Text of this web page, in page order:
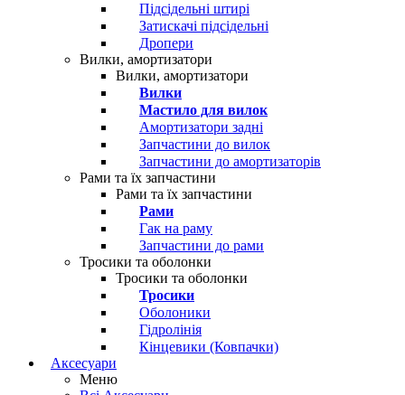
Підсідельні штирі
Затискачі підсідельні
Дропери
Вилки, амортизатори
Вилки, амортизатори
Вилки
Мастило для вилок
Амортизатори задні
Запчастини до вилок
Запчастини до амортизаторів
Рами та їх запчастини
Рами та їх запчастини
Рами
Гак на раму
Запчастини до рами
Тросики та оболонки
Тросики та оболонки
Тросики
Оболоники
Гідролінія
Кінцевики (Ковпачки)
Аксесуари
Меню